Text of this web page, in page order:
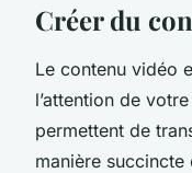
Créer du
Le contenu vidéo
l’attention de
permettent de
manière